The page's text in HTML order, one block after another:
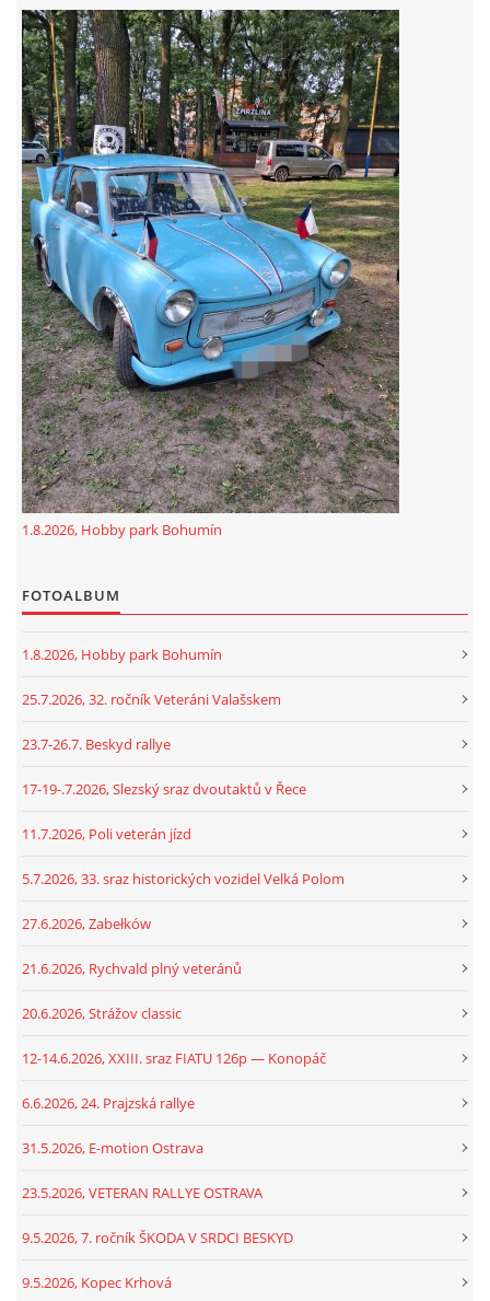
Stanovy Old Fiat Clubu, z. s.
GDPR
oldfiatclub@seznam.cz |RSS
1.8.2026, Hobby park Bohumín
FOTOALBUM
1.8.2026, Hobby park Bohumín
25.7.2026, 32. ročník Veteráni Valašskem
23.7-26.7. Beskyd rallye
17-19-.7.2026, Slezský sraz dvoutaktů v Řece
11.7.2026, Poli veterán jízd
5.7.2026, 33. sraz historických vozidel Velká Polom
27.6.2026, Zabełków
21.6.2026, Rychvald plný veteránů
20.6.2026, Strážov classic
12-14.6.2026, XXIII. sraz FIATU 126p — Konopáč
6.6.2026, 24. Prajzská rallye
31.5.2026, E-motion Ostrava
23.5.2026, VETERAN RALLYE OSTRAVA
9.5.2026, 7. ročník ŠKODA V SRDCI BESKYD
9.5.2026, Kopec Krhová